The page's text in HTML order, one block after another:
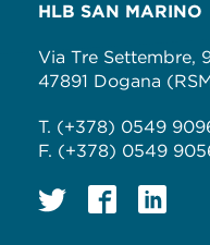
HLB SAN MARINO
Via Tre Settembre,
47891 Dogana
T. (+378) 0549
F. (+378) 0549